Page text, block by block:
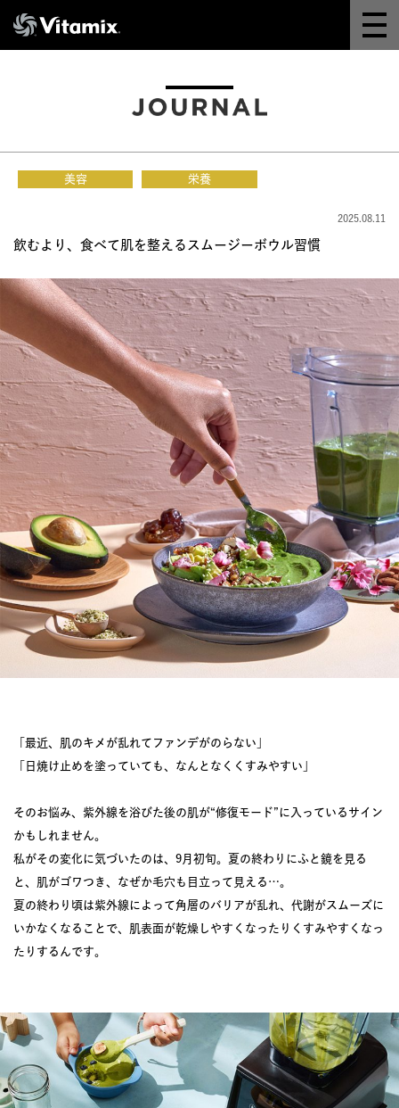
オンラインストア
レシピ
よくある質問
製品情報
JOURNAL
レビュー
美容 栄養
2025.08.11
飲むより、食べて肌を整えるスムージーボウル習慣
「最近、肌のキメが乱れてファンデがのらない」
「日焼け止めを塗っていても、なんとなくくすみやすい」
そのお悩み、紫外線を浴びた後の肌が“修復モード”に入っているサイン
かもしれません。
私がその変化に気づいたのは、9月初旬。夏の終わりにふと鏡を見る
と、肌がゴワつき、なぜか毛穴も目立って見える…。
夏の終わり頃は紫外線によって角層のバリアが乱れ、代謝がスムーズに
いかなくなることで、肌表面が乾燥しやすくなったりくすみやすくなっ
たりするんです。